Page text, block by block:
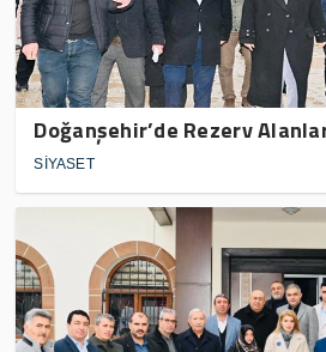
Doğanşehir’de Rezerv
SİYASET